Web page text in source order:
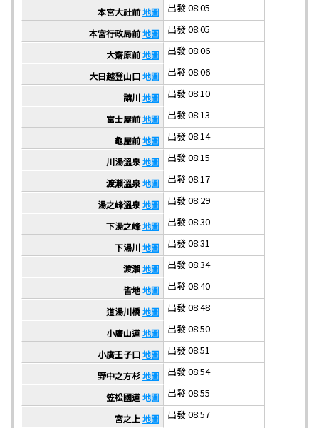
本宮大社前地圖 出發 08:05
本宮行政局前地圖 出發 08:05
大齋原前地圖 出發 08:06
大日越登山口地圖 出發 08:06
請川地圖 出發 08:10
富士屋前地圖 出發 08:13
龜屋前地圖 出發 08:14
川湯溫泉地圖 出發 08:15
渡瀨溫泉地圖 出發 08:17
湯之峰溫泉地圖 出發 08:29
下湯之峰地圖 出發 08:30
下湯川地圖 出發 08:31
渡瀨地圖 出發 08:34
皆地地圖 出發 08:40
道湯川橋地圖 出發 08:48
小廣山道地圖 出發 08:50
小廣王子口地圖 出發 08:51
野中之方杉地圖 出發 08:54
笠松國道地圖 出發 08:55
宮之上地圖 出發 08:57